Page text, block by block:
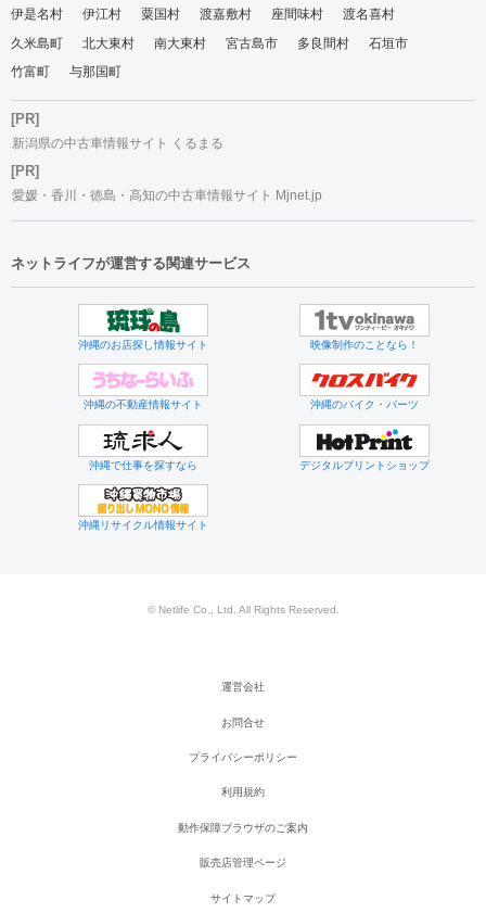
伊是名村
伊江村 粟国村 渡嘉敷村 座間味村
渡名喜村
久米島町
北大東村 南大東村 宮古島市 多良間村
石垣市
竹富町
与那国町
[PR]
新潟県の中古車情報サイト くるまる
[PR]
愛媛・香川・徳島・高知の中古車情報サイト Mjnet.jp
ネットライフが運営する関連サービス
沖縄のお店探し情報サイト 映像制作のことなら！
沖縄の不動産情報サイト 沖縄のバイク・パーツ
沖縄で仕事を探すなら デジタルプリントショップ
沖縄リサイクル情報サイト
© Netlife Co., Ltd. All Rights Reserved.
運営会社
お問合せ
プライバシーポリシー
利用規約
動作保障ブラウザのご案内
販売店管理ページ
サイトマップ